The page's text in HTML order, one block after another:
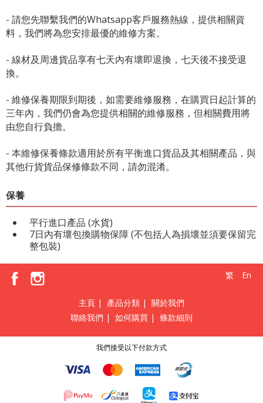
- 請您先聯繫我們的Whatsapp客戶服務熱線 ，提供相關資
料，我們將為您安排最優的維修方案。
- 線材及周邊貨品享有七天內有壞即退換，七天後不接受退
換。
- 維修保養期限到期後，如需要維修服務，在購買日起計算的
三年內，我們仍會為您提供相關的維修服務，但相關費用將
由您自行負擔。
- 本維修保養條款適用於所有平衡進口貨品及其相關產品，與
其他行貨貨品保修條款不同，請勿混淆。
保養
平行進口產品 (水貨)
7日內有壞包換購物保障 (不包括人為損壞並須要保留完
整包裝)
繁 En
主頁 | 產品分類 | 關於我們
聯絡我們 | 如何購買 | 條款細則
我們接受以下付款方式